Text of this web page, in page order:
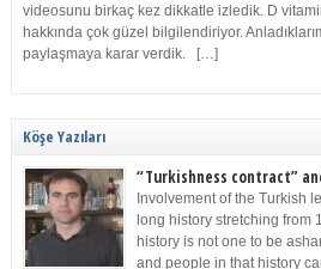
videosunu birkaç kez dikkatle izledik. D
hakkında çok güzel bilgilendiriyor.
paylaşmaya karar verdik. […]
Köşe Yazıları
“Turkishness contract”
Involvement of the Turkish
long history stretching from
history is not one to be
and people in that history